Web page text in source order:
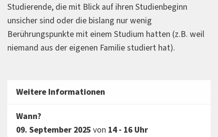
Studierende, die mit Blick auf ihren Studienbeginn
unsicher sind oder die bislang nur wenig
Berührungspunkte mit einem Studium hatten (z.B. weil
niemand aus der eigenen Familie studiert hat).
Weitere Informationen
Wann?
09. September 2025 von 14 - 16 Uhr